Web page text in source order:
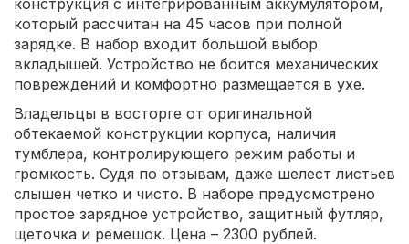
который рассчитан на 45 часов при полной
зарядке. В набор входит большой выбор
вкладышей. Устройство не боится механических
повреждений и комфортно размещается в ухе.
Владельцы в восторге от оригинальной
обтекаемой конструкции корпуса, наличия
тумблера, контролирующего режим работы и
громкость. Судя по отзывам, даже шелест листьев
слышен четко и чисто. В наборе предусмотрено
простое зарядное устройство, защитный футляр,
щеточка и ремешок. Цена – 2300 рублей.